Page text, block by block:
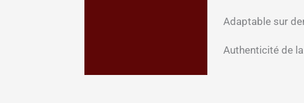
Adaptable sur
Authenticité de